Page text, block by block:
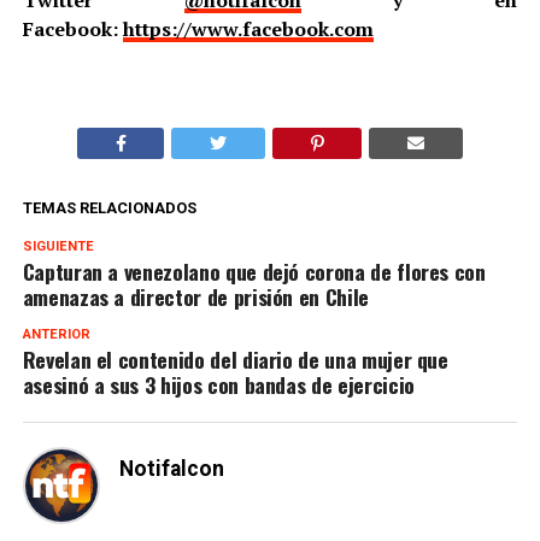
Facebook:https://www.facebook.com
TEMAS RELACIONADOS
SIGUIENTE
Capturan a venezolano que dejó corona de flores con
amenazas a director de prisión en Chile
ANTERIOR
Revelan el contenido del diario de una mujer que
asesinó a sus 3 hijos con bandas de ejercicio
Notifalcon